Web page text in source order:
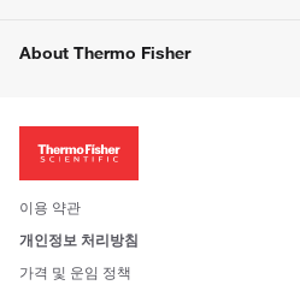
웹사이트 개선사항
About Thermo Fisher
투자자
사회적 책임
브랜드
이용 약관
개인정보 처리방침
가격 및 운임 정책